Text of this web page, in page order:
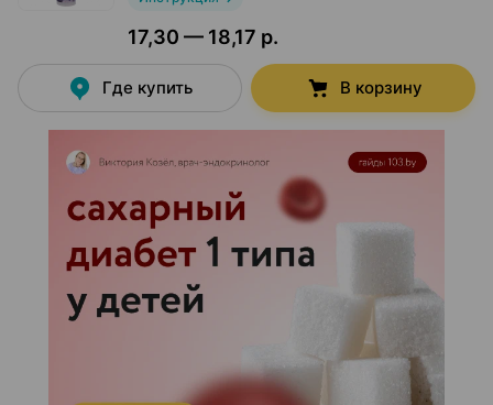
17,30 — 18,17 р.
Где купить В корзину